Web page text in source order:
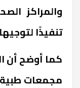
والمراكز
تنفيذًا
كما أوضح أن
مجمعات